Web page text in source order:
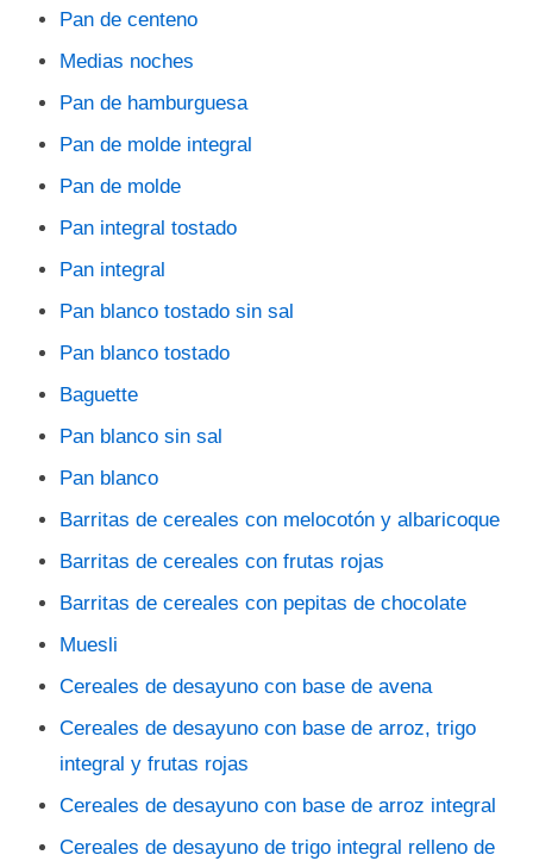
Pan de centeno
Medias noches
Pan de hamburguesa
Pan de molde integral
Pan de molde
Pan integral tostado
Pan integral
Pan blanco tostado sin sal
Pan blanco tostado
Baguette
Pan blanco sin sal
Pan blanco
Barritas de cereales con melocotón y albaricoque
Barritas de cereales con frutas rojas
Barritas de cereales con pepitas de chocolate
Muesli
Cereales de desayuno con base de avena
Cereales de desayuno con base de arroz, trigo
integral y frutas rojas
Cereales de desayuno con base de arroz integral
Cereales de desayuno de trigo integral relleno de